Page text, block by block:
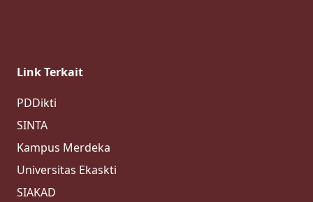
Link Terkait
PDDikti
SINTA
Kampus Merdeka
Universitas Ekaskti
SIAKAD